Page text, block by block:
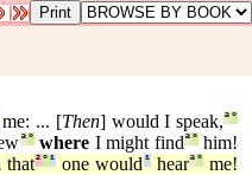
... [Then] would I speak,ª°
ª° where I might findª°him!
that²°¹one would ¹hearª°me!